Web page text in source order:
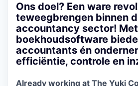
Ons doel? Een ware
teweegbrengen binnen
accountancy sector!
boekhoudsoftware
accountants én
efficiëntie, controle en
Already working at The Yuki